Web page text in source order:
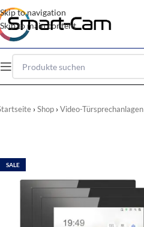
Skip to navigation
Skip to main content
Shop Video-Türsprechanlagen
SALE